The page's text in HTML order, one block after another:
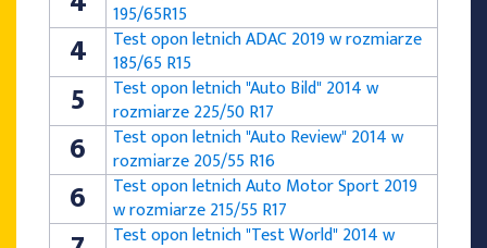
195/65R15
4
Test opon letnich ADAC 2019 w rozmiarze
185/65 R15
5
Test opon letnich "Auto Bild" 2014 w
rozmiarze 225/50 R17
6
Test opon letnich "Auto Review" 2014 w
rozmiarze 205/55 R16
6
Test opon letnich Auto Motor Sport 2019
w rozmiarze 215/55 R17
Test opon letnich "Test World" 2014 w